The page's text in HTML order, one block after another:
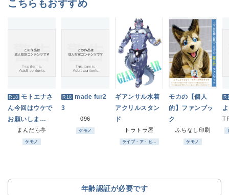
こちらもおすすめ
R18 モトエナさ
ん今回はウケで
お願いしま
す！！
まんだら亭
ケモノ
R18 made fur2
3
096
ケモノ
ギアンサル水着
アクリルスタン
ド
トラトラ屋
ライブ・ア・ヒ...
モカの【個人
的】ファンブッ
ク
ふちなし印刷
ケモノ
年齢認証が必要です